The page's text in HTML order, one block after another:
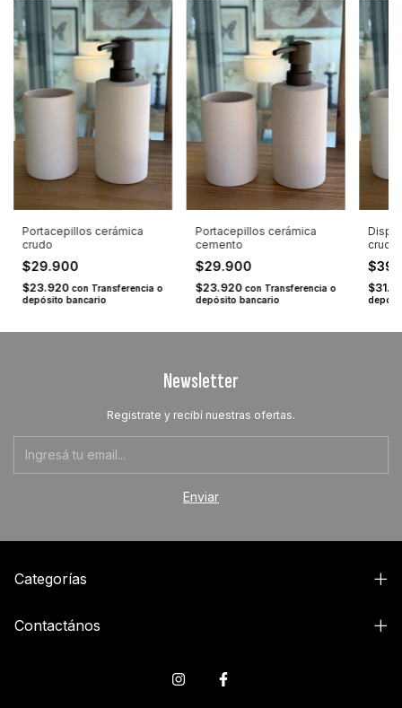
Portacepillos cerámica
crudo
$29.900
$23.920 con Transferencia o
depósito bancario
Portacepillos cerámica
cemento
$29.900
$23.920 con Transferencia o
depósito bancario
crudo
Newsletter
Registrate y recibí nuestras ofertas.
Categorías
Contactános